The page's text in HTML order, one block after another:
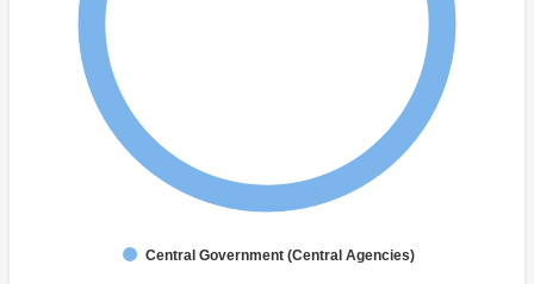
Central Government (Central Agencies)